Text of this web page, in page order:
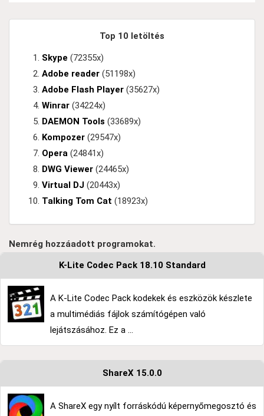
Top 10 letöltés
Skype (72355x)
Adobe reader (51198x)
Adobe Flash Player (35627x)
Winrar (34224x)
DAEMON Tools (33689x)
Kompozer (29547x)
Opera (24841x)
DWG Viewer (24465x)
Virtual DJ (20443x)
Talking Tom Cat (18923x)
Nemrég hozzáadott programokat.
K-Lite Codec Pack 18.10 Standard
A K-Lite Codec Pack kodekek és eszközök készlete
a multimédiás fájlok számítógépen való
lejátszásához. Ez a ...
ShareX 15.0.0
A ShareX egy nyílt forráskódú képernyőmegosztó és